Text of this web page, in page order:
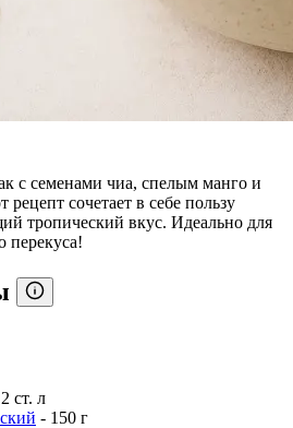
с семенами чиа, спелым манго и
сочетает в себе пользу
тропический вкус. Идеально для
перекуса!
ст. л
- 150 г